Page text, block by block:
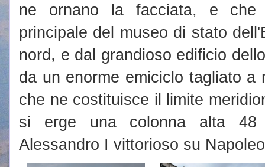
ne ornano la facciata, e che
principale del museo di stato
nord, e dal grandioso edificio
da un enorme emiciclo tagliato
che ne costituisce il limite
si erge una colonna alta 48
Alessandro I vittorioso su